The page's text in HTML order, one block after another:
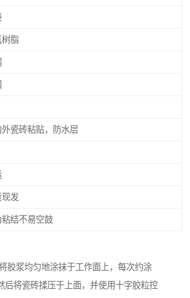
树脂
外瓷砖粘贴，防水层
现发
粘结不易空鼓
胶浆均匀地涂抹于工作面上，每次约涂
后将瓷砖揉压于上面，并使用十字胶粒控